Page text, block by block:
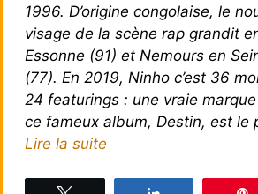
1996. D’origine congolaise, le
visage de la scène rap grandit
Essonne (91) et Nemours en
(77). En 2019, Ninho c’est 36
24 featurings : une vraie
ce fameux album, Destin, est le
Lire la suite